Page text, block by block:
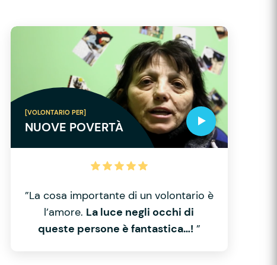
[VOLONTARIO PER]
NUOVE POVERTÀ
”La cosa importante di un volontario è
l’amore. La luce negli occhi di
queste persone è fantastica…! ”